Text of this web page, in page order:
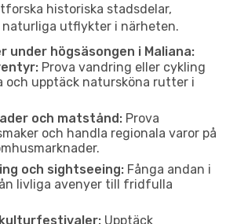
historiska stadsdelar,
naturliga utflykter i närheten.
under högsäsongen i Maliana:
Prova vandring eller cykling
och upptäck natursköna rutter i
och matstånd: Prova
och handla regionala varor på
och sightseeing: Fånga andan i
livliga avenyer till fridfulla
kulturfestivaler: Upptäck